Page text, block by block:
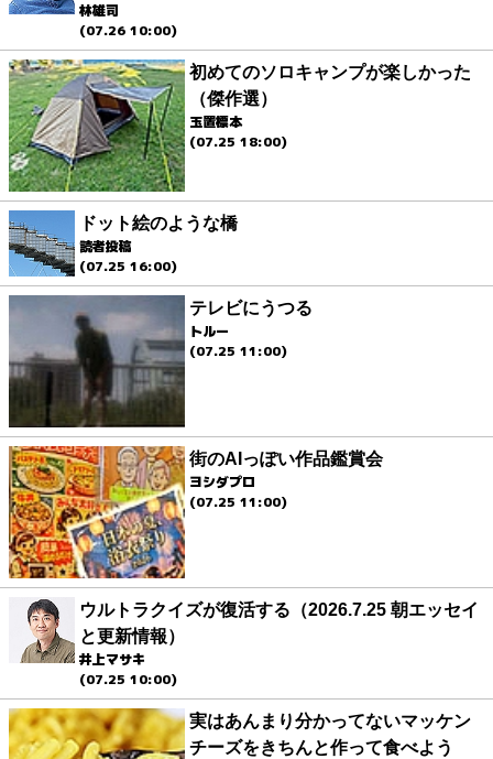
林雄司
(07.26 10:00)
初めてのソロキャンプが楽しかった
（傑作選）
玉置標本
(07.25 18:00)
ドット絵のような橋
読者投稿
(07.25 16:00)
テレビにうつる
トルー
(07.25 11:00)
街のAIっぽい作品鑑賞会
ヨシダプロ
(07.25 11:00)
ウルトラクイズが復活する（2026.7.25 朝エッセイ
と更新情報）
井上マサキ
(07.25 10:00)
実はあんまり分かってないマッケン
チーズをきちんと作って食べよう